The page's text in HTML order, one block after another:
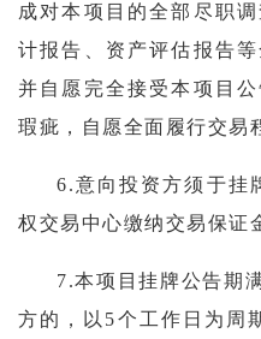
成对本项目的全部尽职
计报告、资产评估报告
并自愿完全接受本项目
瑕疵，自愿全面履行交易
6.意向投资方须于挂
权交易中心缴纳交易保证
7.本项目挂牌公告期
方的，以5个工作日为周